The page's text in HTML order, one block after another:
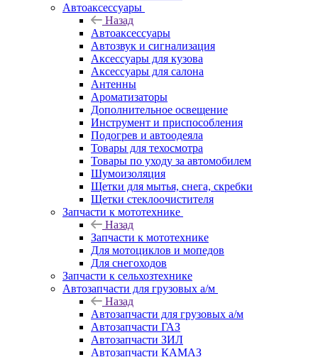
Автоаксессуары
Назад
Автоаксессуары
Автозвук и сигнализация
Аксессуары для кузова
Аксессуары для салона
Антенны
Ароматизаторы
Дополнительное освещение
Инструмент и приспособления
Подогрев и автоодеяла
Товары для техосмотра
Товары по уходу за автомобилем
Шумоизоляция
Щетки для мытья, снега, скребки
Щетки стеклоочистителя
Запчасти к мототехнике
Назад
Запчасти к мототехнике
Для мотоциклов и мопедов
Для снегоходов
Запчасти к сельхозтехнике
Автозапчасти для грузовых а/м
Назад
Автозапчасти для грузовых а/м
Автозапчасти ГАЗ
Автозапчасти ЗИЛ
Автозапчасти КАМАЗ